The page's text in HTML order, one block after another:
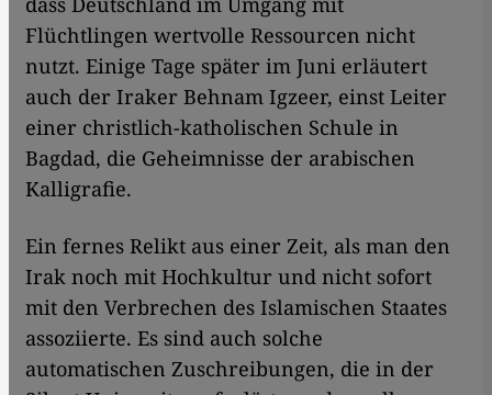
Flüchtlingen wertvolle Ressourcen nicht
nutzt. Einige Tage später im Juni erläutert
auch der Iraker Behnam Igzeer, einst Leiter
einer christlich-katholischen Schule in
Bagdad, die Geheimnisse der arabischen
Kalligrafie.
Ein fernes Relikt aus einer Zeit, als man den
Irak noch mit Hochkultur und nicht sofort
mit den Verbrechen des Islamischen Staates
assoziierte. Es sind auch solche
automatischen Zuschreibungen, die in der